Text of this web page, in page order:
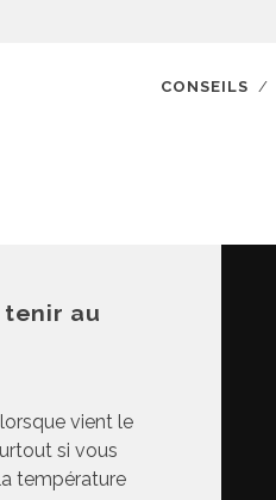
CONSEILS
tenir au
vient le
si vous
température